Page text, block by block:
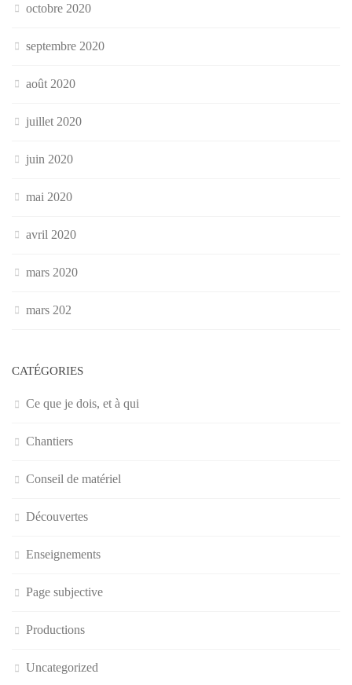
octobre 2020
septembre 2020
août 2020
juillet 2020
juin 2020
mai 2020
avril 2020
mars 2020
mars 202
CATÉGORIES
Ce que je dois, et à qui
Chantiers
Conseil de matériel
Découvertes
Enseignements
Page subjective
Productions
Uncategorized